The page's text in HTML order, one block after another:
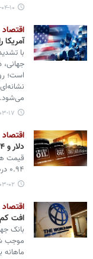
۱۴۰۵-
اقتصاد
با
جهانی،
است؛
می‌شود.
۱۴۰۵-
اقتصاد
دلار و ۵۴ سنت شد
۰.۹۴ درصد افزایش به ۱۰۳ دلار و ۵۴ سنت رسید.
۱۴۰۵-
اقتصاد
افت
بانک
موجب